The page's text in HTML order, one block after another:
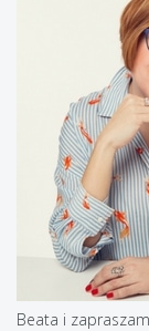
Beata i